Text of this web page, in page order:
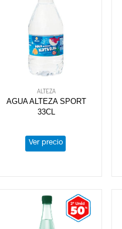
ALTEZA
AGUA ALTEZA SPORT
33CL
Ver precio